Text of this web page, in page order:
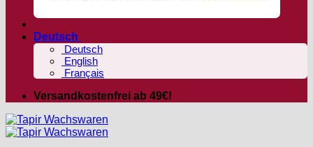
Deutsch
Deutsch
English
Français
Versandkostenfrei ab 49€!